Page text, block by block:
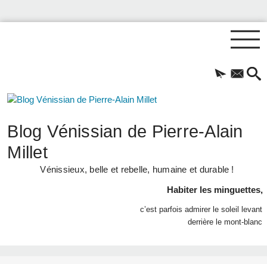
Blog Vénissian de Pierre-Alain
Millet
Vénissieux, belle et rebelle, humaine et durable !
Habiter les minguettes,
c’est parfois admirer le soleil levant
derrière le mont-blanc